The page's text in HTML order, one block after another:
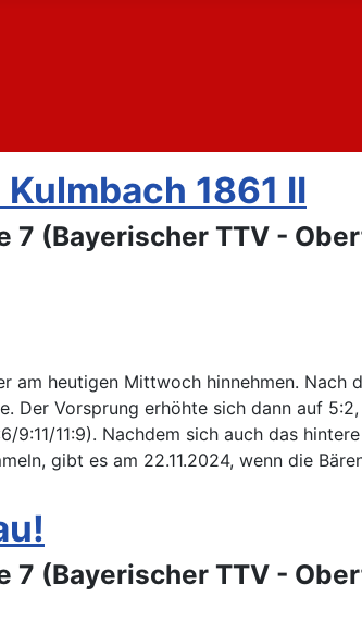
1861 II
7 (Bayerischer TTV -
am heutigen Mittwoch hinnehmen. Nach
Der Vorsprung erhöhte sich dann auf
9:11/11:9). Nachdem sich auch das
gibt es am 22.11.2024, wenn die
7 (Bayerischer TTV -